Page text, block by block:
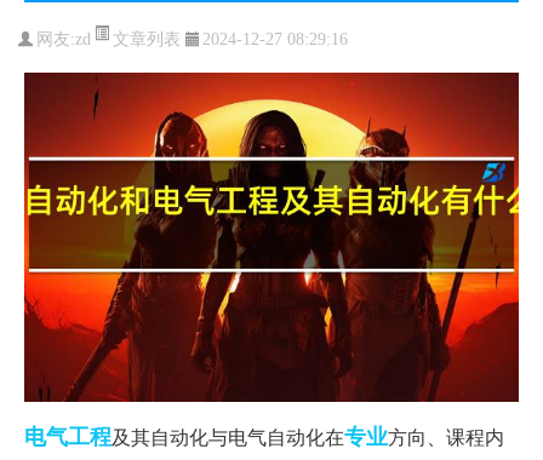
网友:zd 文章列表 2024-12-27 08:29:16
电气工程及其自动化与电气自动化在专业方向、课程内